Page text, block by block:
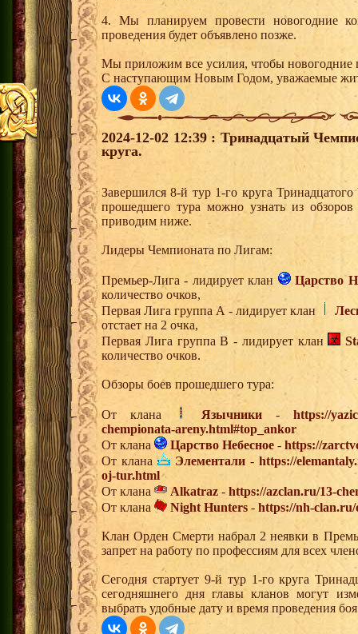
4. Мы планируем провести новогодние
проведения будет объявлено позже.
Мы приложим все усилия, чтобы новогодние
С наступающим Новым Годом, уважаемые
2024-12-02 12:39 : Тринадцатый
круга.
Завершился 8-й тур 1-го круга
прошедшего тура можно узнать из
приводим ниже.
Лидеры Чемпионата по Лигам:
Премьер-Лига - лидирует клан
Царство
количество очков,
Первая Лига группа А - лидирует клан
отстает на 2 очка,
Первая Лига группа В - лидирует клан
количество очков.
Обзоры боев прошедшего тура:
От клана Язычники - https://
chempionata-areny.html#top_ankor
От клана
Царство Небесное - https://
От клана
Элементали - https://
oj-tur.html
От клана
Alkatraz - https://azclan.ru/13-
От клана
Night Hunters - https://nh-
Клан Орден Смерти набрал 2 неявки в
запрет на работу по профессиям для всех
Сегодня стартует 9-й тур 1-го круга
сегодняшнего дня главы кланов могут
выбрать удобные дату и время проведения